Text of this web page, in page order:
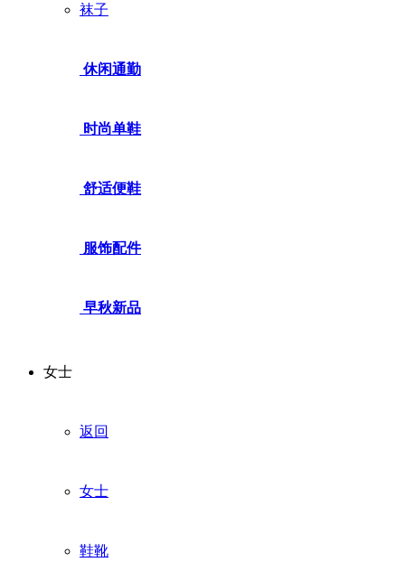
袜子
休闲通勤
时尚单鞋
舒适便鞋
服饰配件
早秋新品
女士
返回
女士
鞋靴